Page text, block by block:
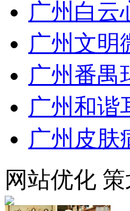
广州白云
广州文明
广州番禺
广州和谐
广州皮肤
网站优化 策